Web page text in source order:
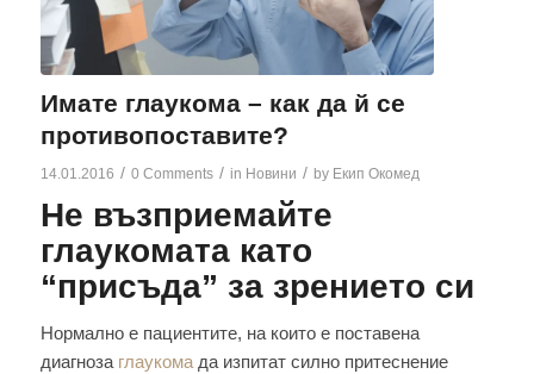
Имате глаукома – как да й се
противопоставите?
14.01.2016 / 0 Comments / in Новини / by Екип Окомед
Не възприемайте
глаукоматакато
“присъда” за зрението си
Нормално е пациентите, на които е поставена
диагноза глаукомада изпитат силно притеснение